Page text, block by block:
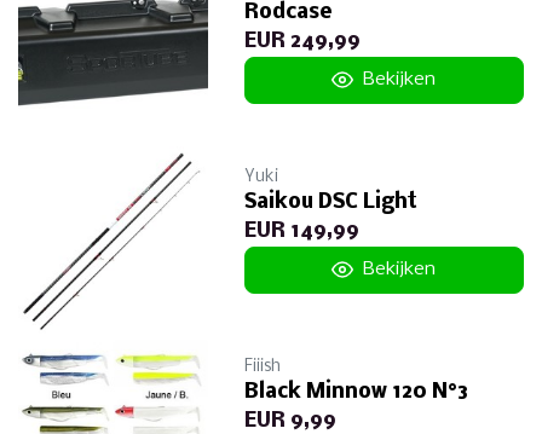
Rodcase
EUR 249,99
Bekijken
Yuki
Saikou DSC Light
EUR 149,99
Bekijken
Fiiish
Black Minnow 120 N°3
EUR 9,99